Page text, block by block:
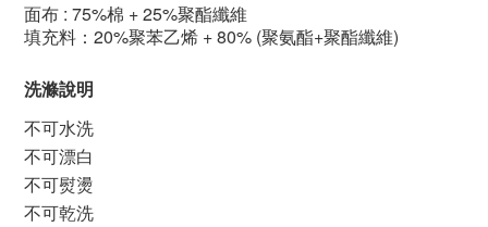
面布 : 75%棉 + 25%聚酯纖維
填充料： 20%聚苯乙烯 + 80% (聚氨酯+聚酯纖維)
洗滌說明
不可水洗
不可漂白
不可熨燙
不可乾洗